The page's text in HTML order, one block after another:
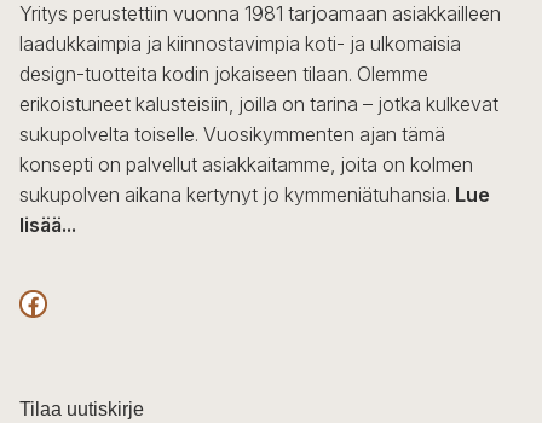
Yritys perustettiin vuonna 1981 tarjoamaan asiakkailleen
laadukkaimpia ja kiinnostavimpia koti- ja ulkomaisia
design-tuotteita kodin jokaiseen tilaan. Olemme
erikoistuneet kalusteisiin, joilla on tarina – jotka kulkevat
sukupolvelta toiselle. Vuosikymmenten ajan tämä
konsepti on palvellut asiakkaitamme, joita on kolmen
sukupolven aikana kertynyt jo kymmeniätuhansia. Lue
lisää...
F
c
Tilaa uutiskirje